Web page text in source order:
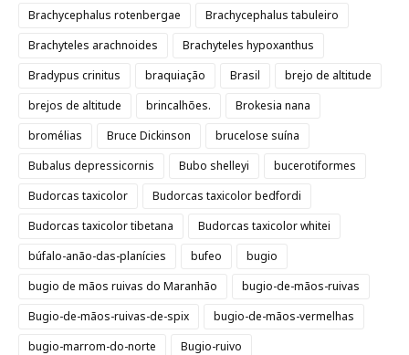
Brachycephalus rotenbergae
Brachycephalus tabuleiro
Brachyteles arachnoides
Brachyteles hypoxanthus
Bradypus crinitus
braquiação Brasil
brejo de altitude
brejos de altitude
brincalhões.
Brokesia nana
bromélias
Bruce Dickinson
brucelose suína
Bubalus depressicornis
Bubo shelleyi
bucerotiformes
Budorcas taxicolor
Budorcas taxicolor bedfordi
Budorcas taxicolor tibetana
Budorcas taxicolor whitei
búfalo-anão-das-planícies
bufeo
bugio
bugio de mãos ruivas do Maranhão
bugio-de-mãos-ruivas
Bugio-de-mãos-ruivas-de-spix
bugio-de-mãos-vermelhas
bugio-marrom-do-norte
Bugio-ruivo